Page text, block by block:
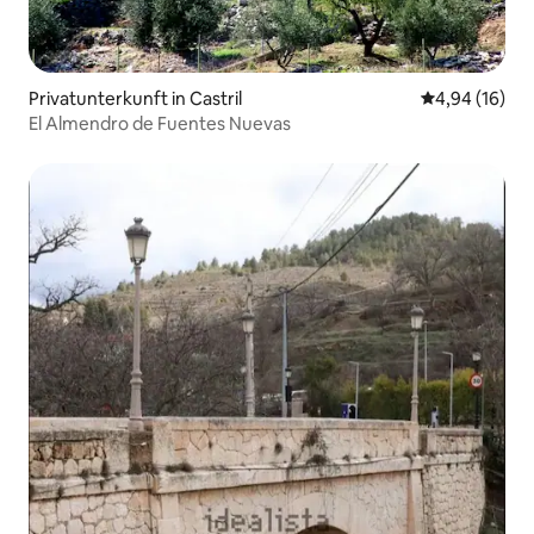
Privatunterkunft in Castril
4,94 (16)
El Almendro de Fuentes Nuevas